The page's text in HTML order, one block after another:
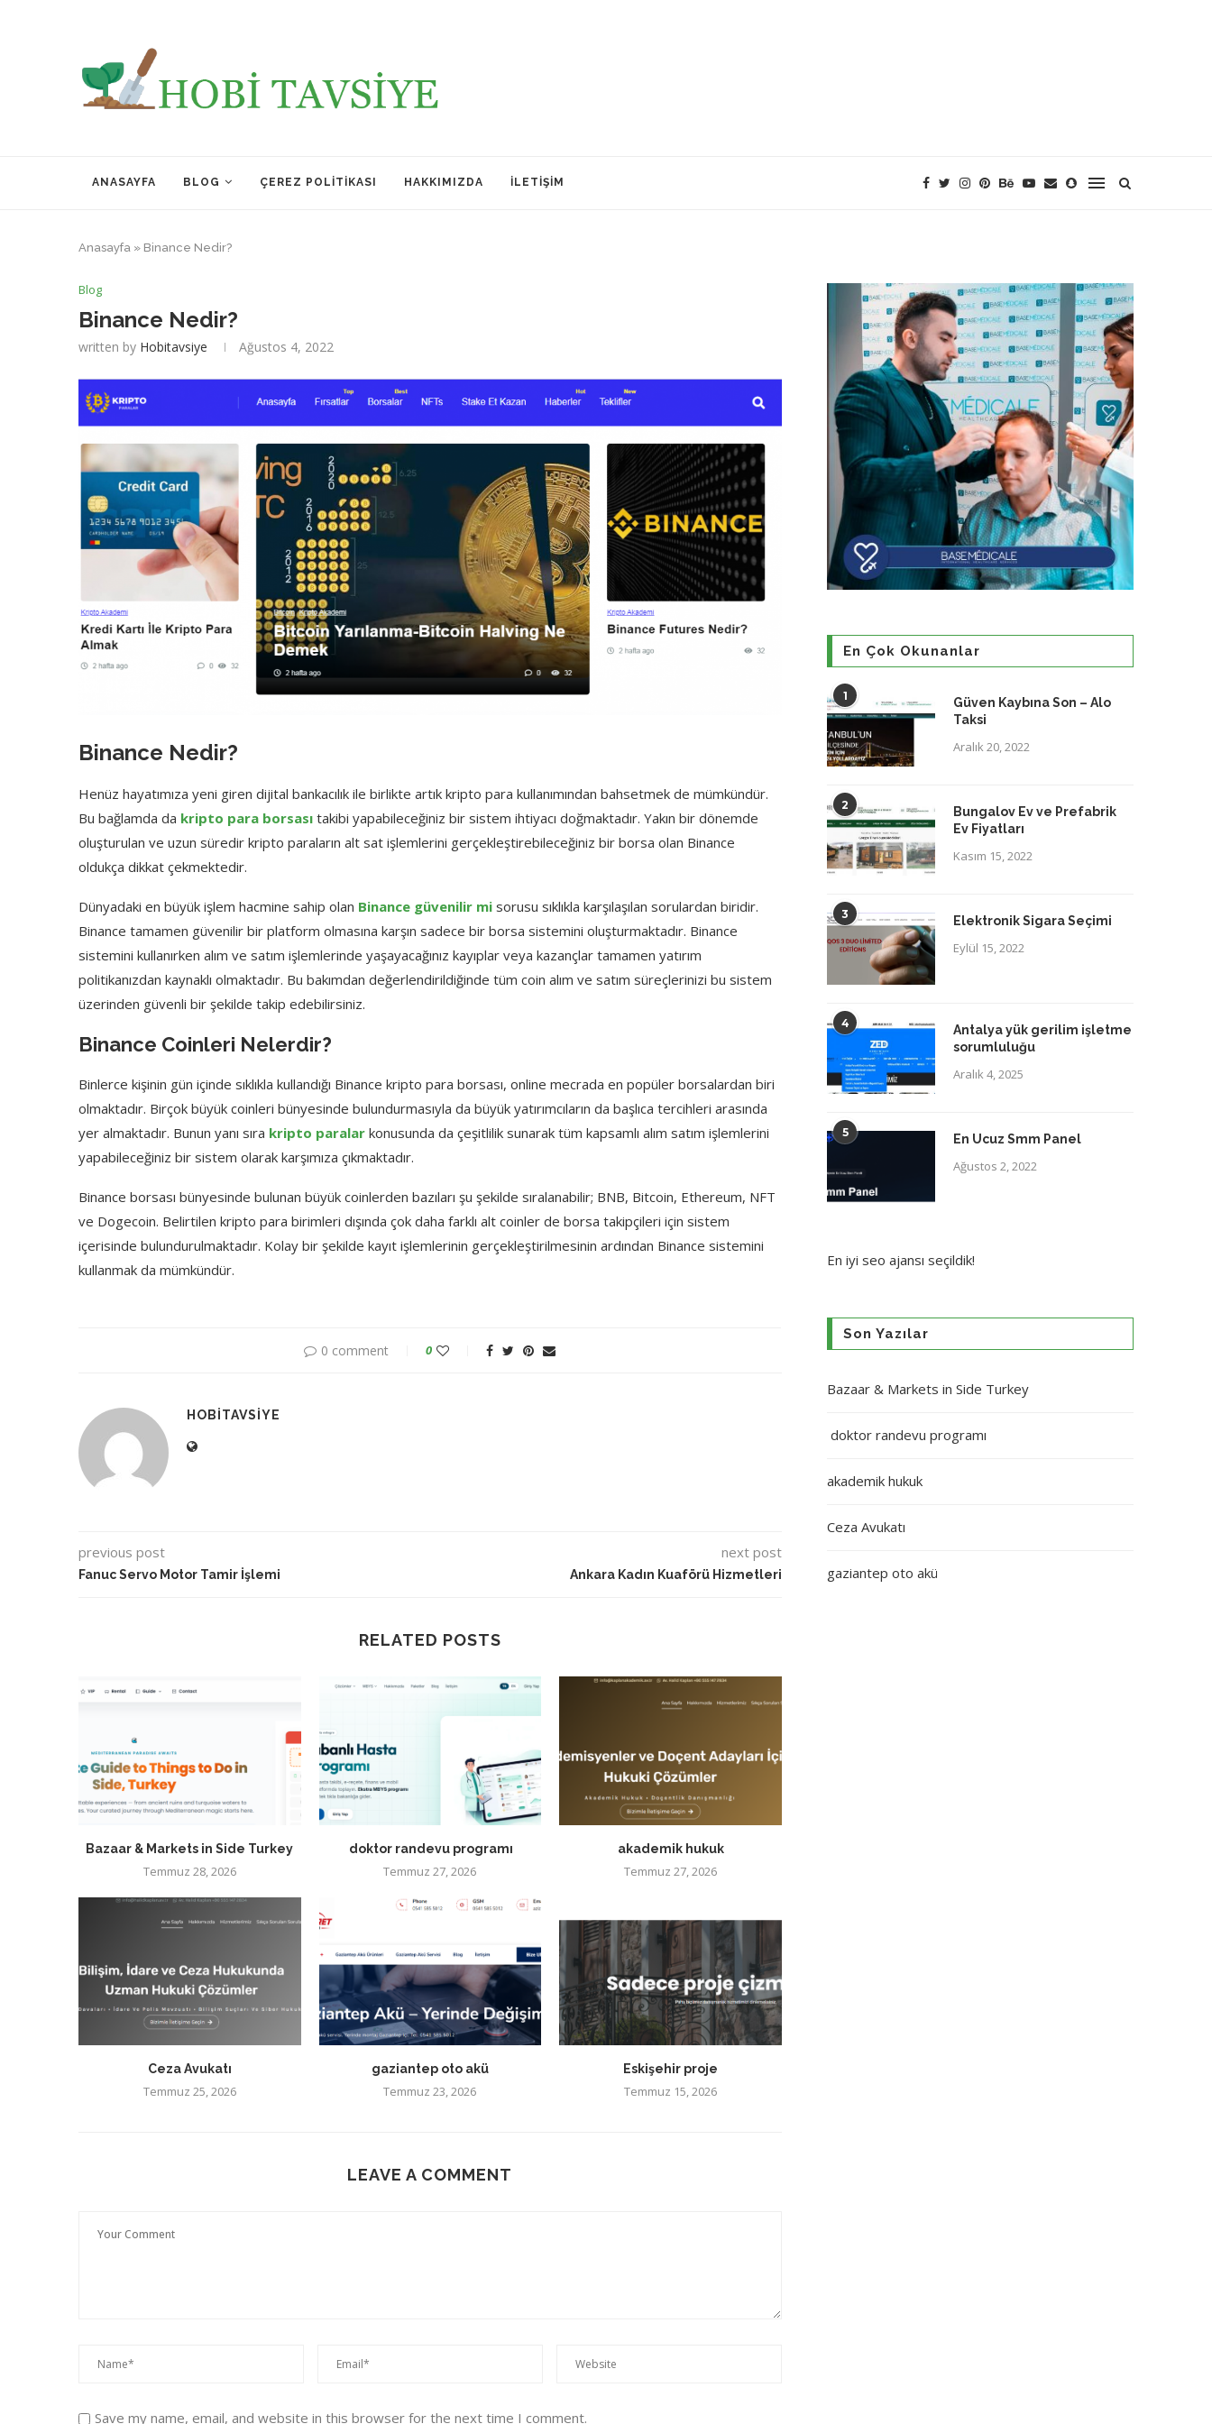
ANASAYFA BLOG ÇEREZ POLITIKASI HAKKIMIZDA İLETIŞIM
Anasayfa » Binance Nedir?
Blog
Binance Nedir?
written by Hobitavsiye Ağustos 4, 2022
Binance Nedir?
Henüz hayatımıza yeni giren dijital bankacılık ile birlikte artık kripto para kullanımından bahsetmek de mümkündür.
Bu bağlamda da kripto para borsası takibi yapabileceğiniz bir sistem ihtiyacı doğmaktadır. Yakın bir dönemde
oluşturulan ve uzun süredir kripto paraların alt sat işlemlerini gerçekleştirebileceğiniz bir borsa olan Binance
oldukça dikkat çekmektedir.
Dünyadaki en büyük işlem hacmine sahip olan Binance güvenilir mi sorusu sıklıkla karşılaşılan sorulardan biridir.
Binance tamamen güvenilir bir platform olmasına karşın sadece bir borsa sistemini oluşturmaktadır. Binance
sistemini kullanırken alım ve satım işlemlerinde yaşayacağınız kayıplar veya kazançlar tamamen yatırım
politikanızdan kaynaklı olmaktadır. Bu bakımdan değerlendirildiğinde tüm coin alım ve satım süreçlerinizi bu sistem
üzerinden güvenli bir şekilde takip edebilirsiniz.
Binance Coinleri Nelerdir?
Binlerce kişinin gün içinde sıklıkla kullandığı Binance kripto para borsası, online mecrada en popüler borsalardan biri
olmaktadır. Birçok büyük coinleri bünyesinde bulundurmasıyla da büyük yatırımcıların da başlıca tercihleri arasında
yer almaktadır. Bunun yanı sıra kripto paralar konusunda da çeşitlilik sunarak tüm kapsamlı alım satım işlemlerini
yapabileceğiniz bir sistem olarak karşımıza çıkmaktadır.
Binance borsası bünyesinde bulunan büyük coinlerden bazıları şu şekilde sıralanabilir; BNB, Bitcoin, Ethereum, NFT
ve Dogecoin. Belirtilen kripto para birimleri dışında çok daha farklı alt coinler de borsa takipçileri için sistem
içerisinde bulundurulmaktadır. Kolay bir şekilde kayıt işlemlerinin gerçekleştirilmesinin ardından Binance sistemini
kullanmak da mümkündür.
0 comment 0
HOBITAVSIYE
previous post
Fanuc Servo Motor Tamir İşlemi
next post
Ankara Kadın Kuaförü Hizmetleri
RELATED POSTS
Bazaar & Markets in Side Turkey
Temmuz 28, 2026
doktor randevu programı
Temmuz 27, 2026
akademik hukuk
Temmuz 27, 2026
Ceza Avukatı
Temmuz 25, 2026
gaziantep oto akü
Temmuz 23, 2026
Eskişehir proje
Temmuz 15, 2026
LEAVE A COMMENT
Save my name, email, and website in this browser for the next time I comment.
En Çok Okunanlar
1
Güven Kaybına Son – Alo
Taksi
Aralık 20, 2022
2
Bungalov Ev ve Prefabrik
Ev Fiyatları
Kasım 15, 2022
3 Elektronik Sigara Seçimi
Eylül 15, 2022
4
Antalya yük gerilim işletme
sorumluluğu
Aralık 4, 2025
5 En Ucuz Smm Panel
Ağustos 2, 2022
En iyi seo ajansı seçildik!
Son Yazılar
Bazaar & Markets in Side Turkey
doktor randevu programı
akademik hukuk
Ceza Avukatı
gaziantep oto akü